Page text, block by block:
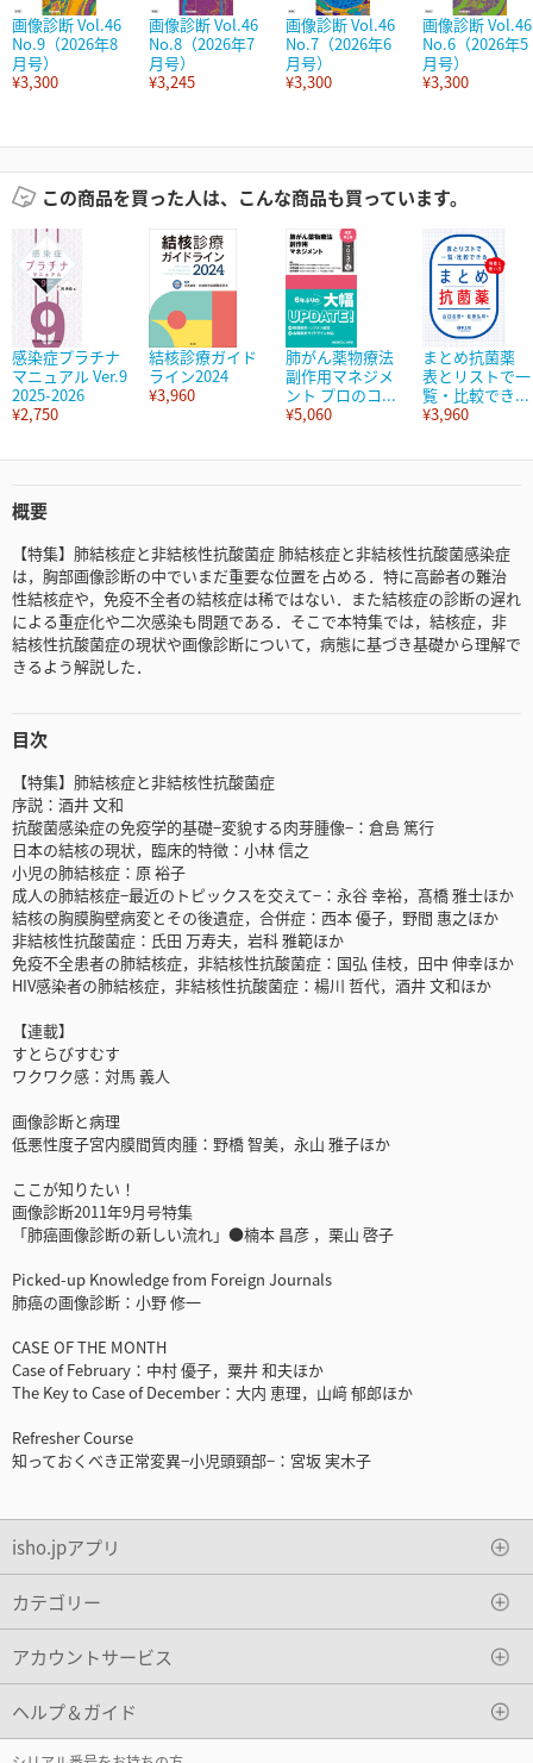
画像診断 Vol.46
No.9（2026年8
月号）
¥3,300
画像診断 Vol.46
No.8（2026年7
月号）
¥3,245
画像診断 Vol.46
No.7（2026年6
月号）
¥3,300
画像診断 Vol.46
No.6（2026年5
月号）
¥3,300
この商品を買った人は、こんな商品も買っています。
感染症プラチナ
マニュアル Ver.9
2025-2026
¥2,750
結核診療ガイド
ライン2024
¥3,960
肺がん薬物療法
副作用マネジメ
ント プロのコ...
¥5,060
まとめ抗菌薬
表とリストで一
覧・比較でき...
¥3,960
概要
【特集】肺結核症と非結核性抗酸菌症 肺結核症と非結核性抗酸菌感染症
は，胸部画像診断の中でいまだ重要な位置を占める．特に高齢者の難治
性結核症や，免疫不全者の結核症は稀ではない．また結核症の診断の遅れ
による重症化や二次感染も問題である．そこで本特集では，結核症，非
結核性抗酸菌症の現状や画像診断について，病態に基づき基礎から理解で
きるよう解説した．
目次
【特集】肺結核症と非結核性抗酸菌症
序説：酒井 文和
抗酸菌感染症の免疫学的基礎−変貌する肉芽腫像−：倉島 篤行
日本の結核の現状，臨床的特徴：小林 信之
小児の肺結核症：原 裕子
成人の肺結核症−最近のトピックスを交えて−：永谷 幸裕，髙橋 雅士ほか
結核の胸膜胸壁病変とその後遺症，合併症：西本 優子，野間 惠之ほか
非結核性抗酸菌症：氏田 万寿夫，岩科 雅範ほか
免疫不全患者の肺結核症，非結核性抗酸菌症：国弘 佳枝，田中 伸幸ほか
HIV感染者の肺結核症，非結核性抗酸菌症：楊川 哲代，酒井 文和ほか
【連載】
すとらびすむす
ワクワク感：対馬 義人
画像診断と病理
低悪性度子宮内膜間質肉腫：野橋 智美，永山 雅子ほか
ここが知りたい！
画像診断2011年9月号特集
「肺癌画像診断の新しい流れ」●楠本 昌彦 ，栗山 啓子
Picked-up Knowledge from Foreign Journals
肺癌の画像診断：小野 修一
CASE OF THE MONTH
Case of February：中村 優子，粟井 和夫ほか
The Key to Case of December：大内 恵理，山﨑 郁郎ほか
Refresher Course
知っておくべき正常変異−小児頭頸部−：宮坂 実木子
isho.jpアプリ
カテゴリー
アカウントサービス
ヘルプ＆ガイド